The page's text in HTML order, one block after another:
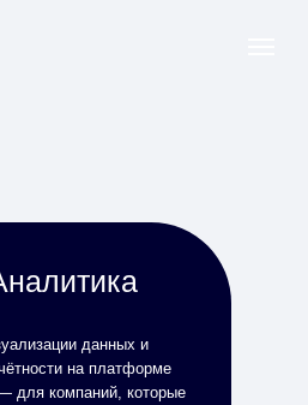
данных и
на платформе
для компаний, которые